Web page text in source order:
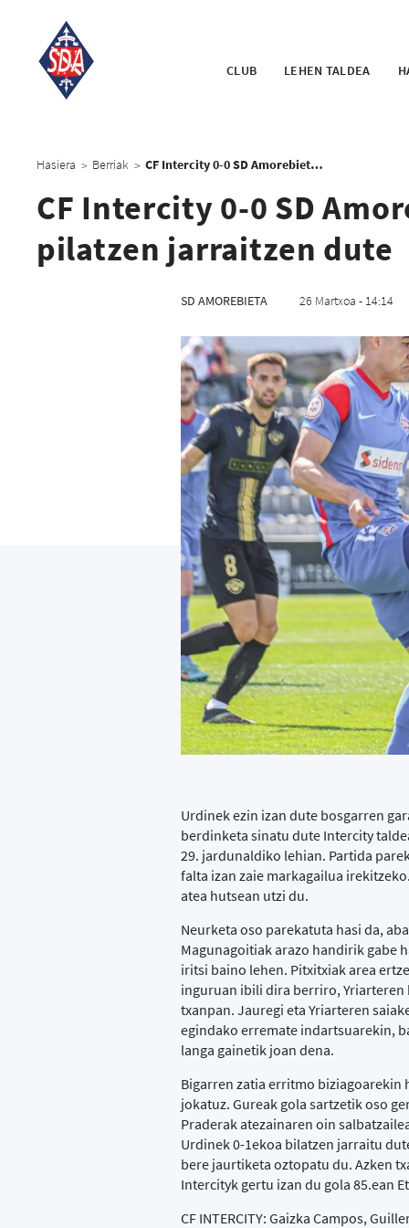
CLUB LEHEN TALDEA
Hasiera > Berriak > CF Intercity 0-0 SD Amorebieta: Urdinek puntuak pilatzen jarraitzen dute
CF Intercity 0-0 SD
pilatzen jarraitzen dute
SD AMOREBIETA 26 Martxoa - 14:14
Urdinek ezin izan dute bosgarren
berdinketa sinatu dute Intercity
29. jardunaldiko lehian. Partida
falta izan zaie markagailua
atea hutsean utzi du.
Neurketa oso parekatuta hasi da,
Magunagoitiak arazo handirik gabe
iritsi baino lehen. Pitxitxiak area
inguruan ibili dira berriro,
txanpan. Jauregi eta Yriarteren
egindako erremate indartsuarekin,
langa gainetik joan dena.
Bigarren zatia erritmo
jokatuz. Gureak gola sartzetik oso
Praderak atezainaren oin
Urdinek 0-1ekoa bilatzen jarraitu
bere jaurtiketa oztopatu du. Azken
Intercityk gertu izan du gola 85.ean
CF INTERCITY: Gaizka Campos,